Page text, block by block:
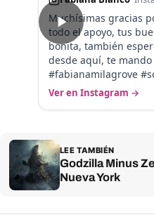
Muchísimas gracias
todo el apoyo, tus
bonita, también
desde aquí, te
#fabianamilagrove
Ver en Instagram →
LEE TAMBIÉN
Godzilla Minus
Nueva York